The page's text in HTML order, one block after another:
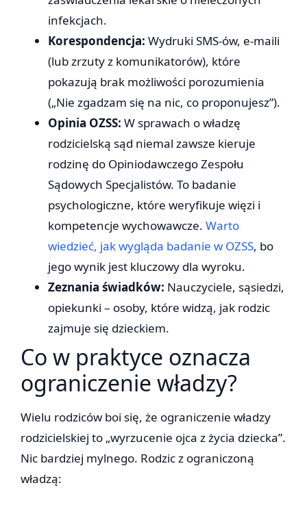
infekcjach.
Korespondencja: Wydruki SMS-ów, e-maili
(lub zrzuty z komunikatorów), które
pokazują brak możliwości porozumienia
(„Nie zgadzam się na nic, co proponujesz”).
Opinia OZSS: W sprawach o władzę
rodzicielską sąd niemal zawsze kieruje
rodzinę do Opiniodawczego Zespołu
Sądowych Specjalistów. To badanie
psychologiczne, które weryfikuje więzi i
kompetencje wychowawcze. Warto
wiedzieć, jak wygląda badanie w OZSS, bo
jego wynik jest kluczowy dla wyroku.
Zeznania świadków: Nauczyciele, sąsiedzi,
opiekunki – osoby, które widzą, jak rodzic
zajmuje się dzieckiem.
Co w praktyce oznacza
ograniczenie władzy?
Wielu rodziców boi się, że ograniczenie władzy
rodzicielskiej to „wyrzucenie ojca z życia dziecka”.
Nic bardziej mylnego. Rodzic z ograniczoną
władzą: